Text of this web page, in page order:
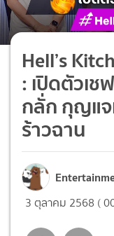
Hell’s
: เปิดตัวเช
กลั่ก กุญแ
ร้าวฉาน
3 ตุลาคม 2568 (